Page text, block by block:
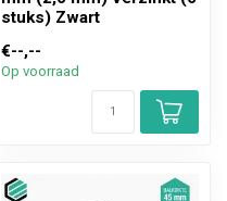
stuks) Zwart
€--,--
Op voorraad